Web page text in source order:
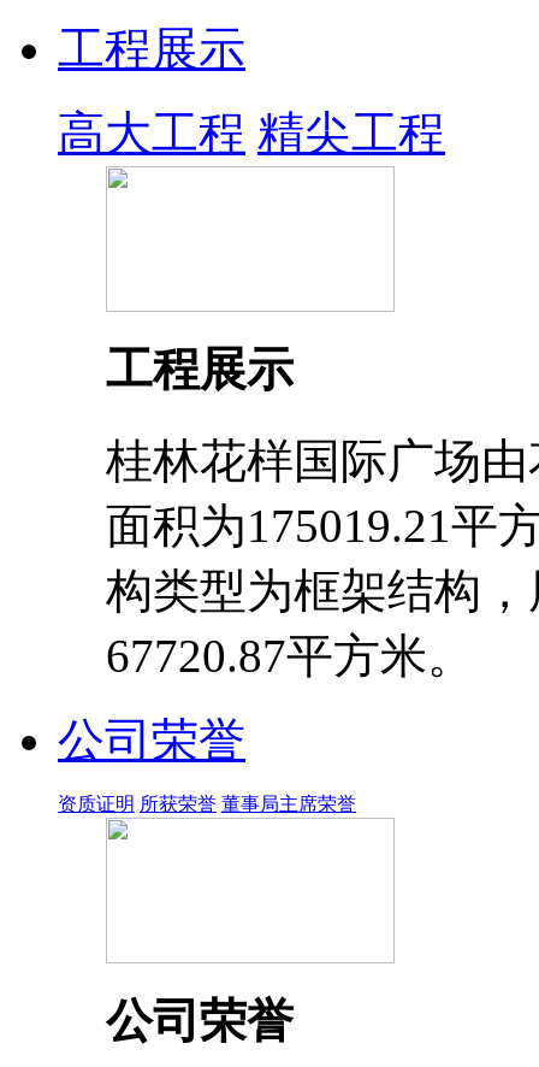
工程展示
高大工程 精尖工程
工程展示
桂林花样国际广场
面积为175019.21平
构类型为框架结构
67720.87平方米。
公司荣誉
资质证明 所获荣誉 董事局主席荣誉
公司荣誉